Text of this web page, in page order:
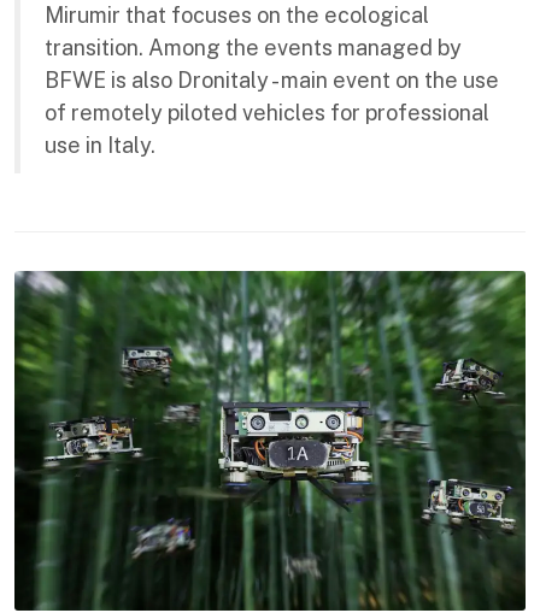
Mirumir that focuses on the ecological
transition. Among the events managed by
BFWE is also Dronitaly - main event on the use
of remotely piloted vehicles for professional
use in Italy.